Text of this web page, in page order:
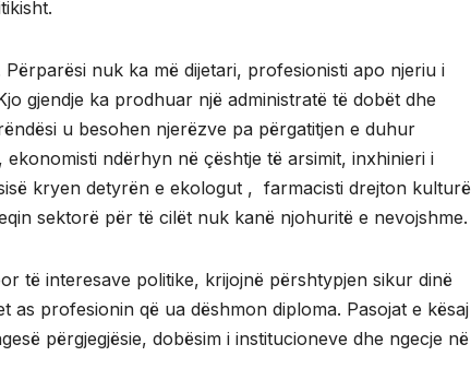
nuk ka më dijetari, profesionisti apo njeriu i
gjendje ka prodhuar një administratë të dobët dhe
u besohen njerëzve pa përgatitjen e duhur
ndërhyn në çështje të arsimit, inxhinieri i
kryen detyrën e ekologut , farmacisti drejton
sektorë për të cilët nuk kanë njohuritë e nevojshme.
të interesave politike, krijojnë përshtypjen sikur dinë
profesionin që ua dëshmon diploma. Pasojat e kësaj
përgjegjësie, dobësim i institucioneve dhe ngecje në